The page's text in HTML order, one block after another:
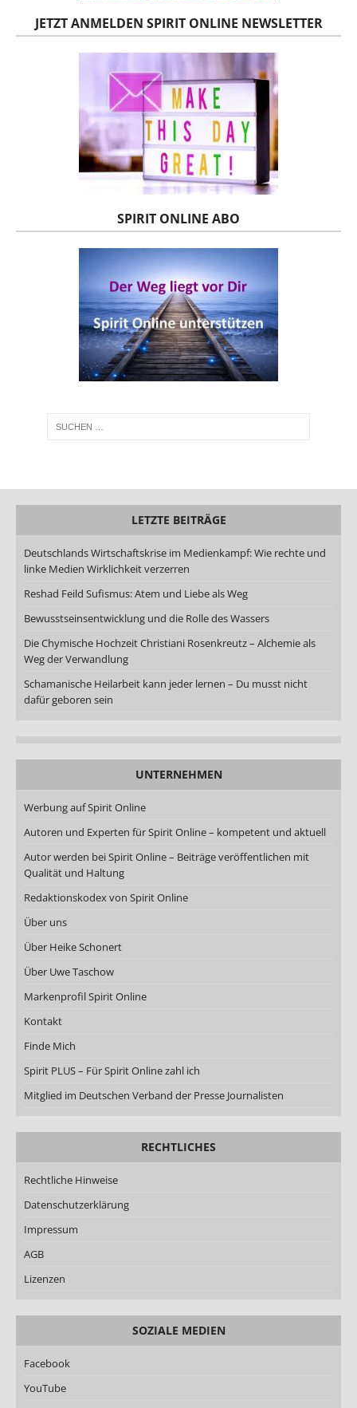
JETZT ANMELDEN SPIRIT ONLINE NEWSLETTER
SPIRIT ONLINE ABO
LETZTE BEITRÄGE
Deutschlands Wirtschaftskrise im Medienkampf: Wie rechte und
linke Medien Wirklichkeit verzerren
Reshad Feild Sufismus: Atem und Liebe als Weg
Bewusstseinsentwicklung und die Rolle des Wassers
Die Chymische Hochzeit Christiani Rosenkreutz – Alchemie als
Weg der Verwandlung
Schamanische Heilarbeit kann jeder lernen – Du musst nicht
dafür geboren sein
UNTERNEHMEN
Werbung auf Spirit Online
Autoren und Experten für Spirit Online – kompetent und aktuell
Autor werden bei Spirit Online – Beiträge veröffentlichen mit
Qualität und Haltung
Redaktionskodex von Spirit Online
Über uns
Über Heike Schonert
Über Uwe Taschow
Markenprofil Spirit Online
Kontakt
Finde Mich
Spirit PLUS – Für Spirit Online zahl ich
Mitglied im Deutschen Verband der Presse Journalisten
RECHTLICHES
Rechtliche Hinweise
Datenschutzerklärung
Impressum
AGB
Lizenzen
SOZIALE MEDIEN
Facebook
YouTube